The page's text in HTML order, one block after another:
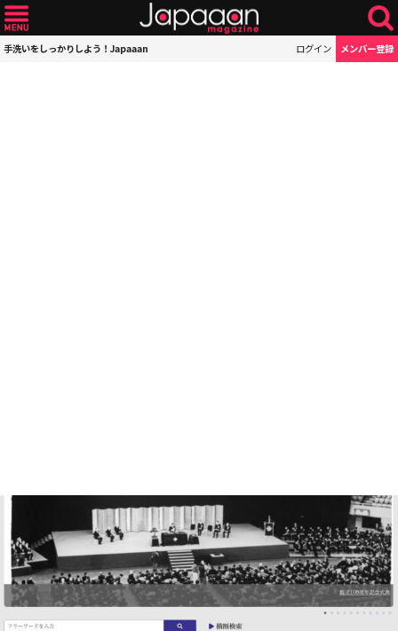
手洗いをしっかりしよう！Japaaan ログイン メンバー登録